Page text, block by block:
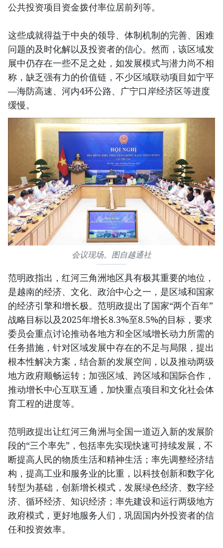
公共投资项目资金拨付率位居前列等。
这些成就得益于中央的领导、体制机制的完善、困难
问题的及时化解以及投资者的信心。然而，该区域发
展中仍存在一些不足之处，如发展模式与潜力尚不相
称，缺乏强有力的价值链，不少区域联动项目如宁平
—海防高速、河内4环公路、广宁口岸经济区等进度
缓慢。
会议现场。图自越通社
范明政指出，红河三角洲地区具有极其重要的地位，
是越南的经济、文化、政治中心之一，是区域和国家
的经济引擎和增长极。范明政提出了国家“两个百年”
战略目标以及2025年增长8.3%至8.5%的目标，要求
委员会重点讨论推动各地方和全区域增长动力所需的
任务措施，针对区域发展中存在的不足与局限，提出
根本性解决方案，结合新的发展空间，以及推动两级
地方政府顺畅运转；加强区域、跨区域和国际合作，
推动增长中心互联互通，加快重点项目和文化社会体
育工程的进度等。
范明政提出让红河三角洲与全国一道迈入新的发展阶
段的“三个率先”，包括率先实现快速可持续发展，不
断提高人民的物质生活和精神生活；率先调整经济结
构，提高工业和服务业的比重，以科技创新和数字化
转型为基础，创新增长模式，发展绿色经济、数字经
济、循环经济、知识经济；率先建设和运行两级地方
政府模式，更好地服务人们，巩固国内外投资者的信
任和投资效率。